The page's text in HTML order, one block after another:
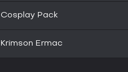
Cosplay Pack
Krimson Ermac